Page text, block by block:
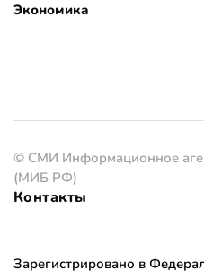
Экономика
© СМИ Информационное
(МИБ РФ)
Контакты
Зарегистрировано в